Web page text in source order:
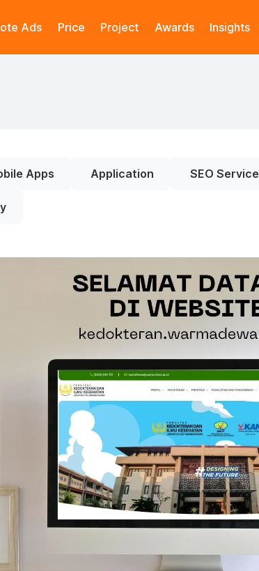
Ads Price Project Awards Insights
Apps Application SEO Service